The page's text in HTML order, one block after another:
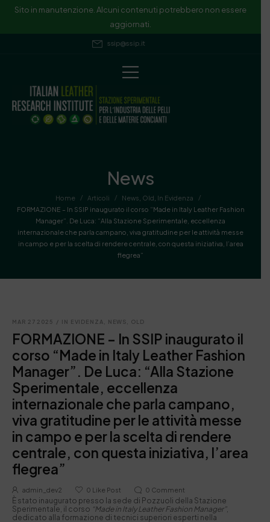
Sito in manutenzione. Alcuni contenuti potrebbero non essere
aggiornati.
ssip@ssip.it
News
Home / Articoli / News Old In Evidenza
/
FORMAZIONE – In SSIP inaugurato il corso “Made in Italy Leather Fashion
Manager”. De Luca: “Alla Stazione Sperimentale, eccellenza
internazionale che parla campano, viva gratitudine per le attività messe
in campo e per la scelta di rendere centrale, con questa iniziativa, l’area
flegrea”
MAR 27 2025 / IN EVIDENZA, NEWS, OLD
FORMAZIONE – In SSIP inaugurato il
corso “Made in Italy Leather Fashion
Manager”. De Luca: “Alla Stazione
Sperimentale, eccellenza
internazionale che parla campano,
viva gratitudine per le attività messe
in campo e per la scelta di rendere
centrale, con questa iniziativa, l’area
flegrea”
admin_dev2 0 Like Post 0 Comment
È stato inaugurato presso la sede di Pozzuoli della Stazione
Sperimentale, il corso “Made in Italy Leather Fashion Manager”,
dedicato alla formazione di tecnici superiori esperti nella